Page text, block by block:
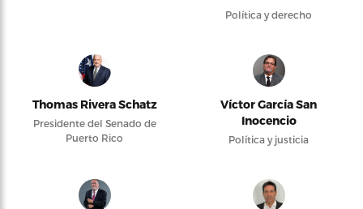
Política y derecho
Thomas Rivera Schatz
Presidente del Senado de
Puerto Rico
Víctor García San
Inocencio
Política y justicia